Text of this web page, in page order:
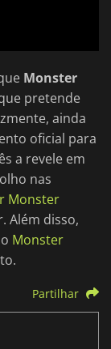
Monster
pretende
ainda
oficial para
a revele em
nas
Monster
Além disso,
Monster
Partilhar